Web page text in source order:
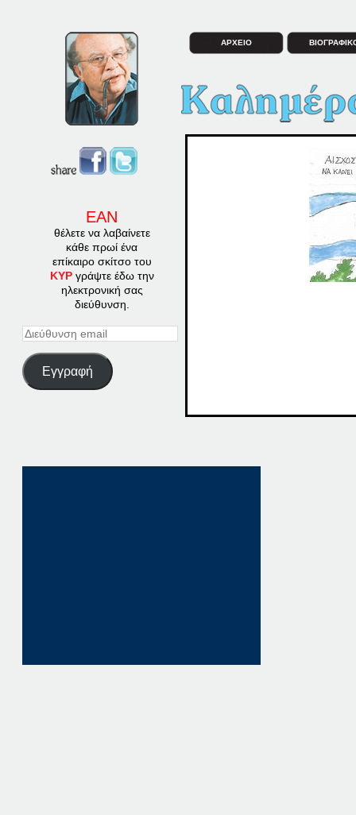
ΕΑΝ
θέλετε να λαβαίνετε
κάθε πρωί ένα
επίκαιρο σκίτσο του
ΚΥΡγράψτε έδω την
ηλεκτρονική σας
διεύθυνση.
Διεύθυνση
Εγγραφή
ΑΡΧΕΙΟ